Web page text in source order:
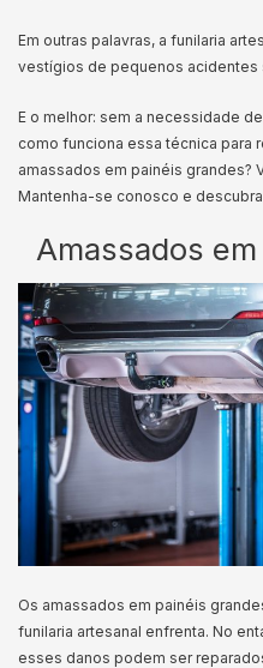
Em outras palavras, a funilaria
vestígios de pequenos acidentes
E o melhor: sem a necessidade
como funciona essa técnica para
amassados em painéis grandes?
Mantenha-se conosco e
Amassados
Os amassados em painéis
funilaria artesanal enfrenta. No
esses danos podem ser